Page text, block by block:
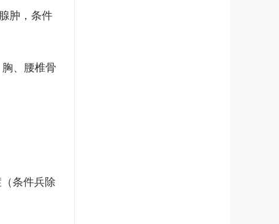
肿，条件
、腰椎骨
条件兵除